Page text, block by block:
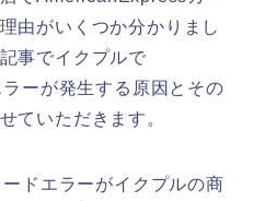
由がいくつか分かりまし
事でイクプルで
ーが発生する原因とその
ていただきます。
ドエラーがイクプルの商